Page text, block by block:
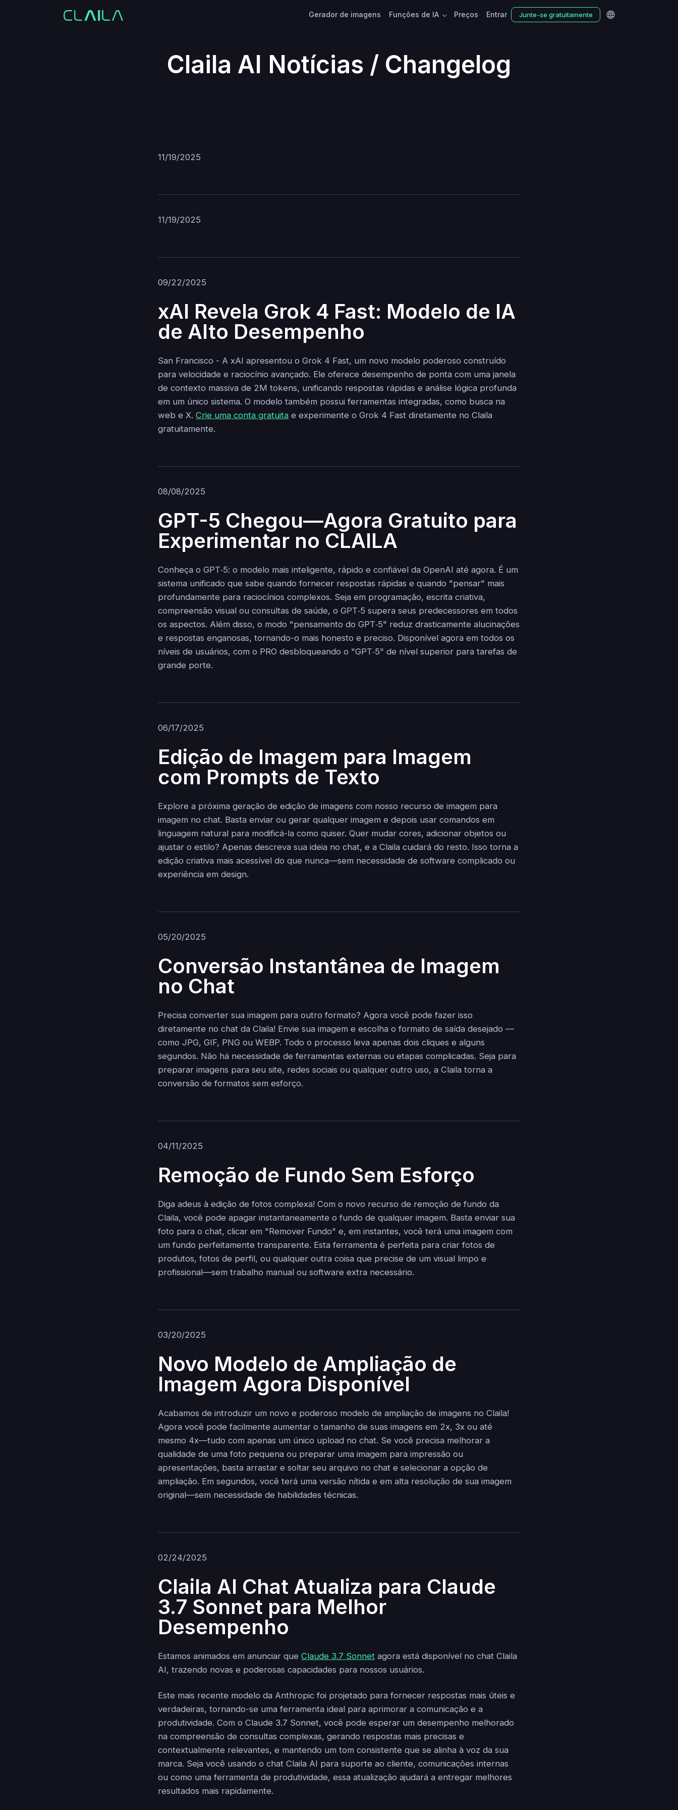
Gerador de imagens Funções de IA Preços Entrar Junte-se gratuitamente
Claila AI Notícias / Changelog
11/19/2025
11/19/2025
09/22/2025
xAI Revela Grok 4 Fast: Modelo de IA
de Alto Desempenho
San Francisco - A xAI apresentou o Grok 4 Fast, um novo modelo poderoso construído
para velocidade e raciocínio avançado. Ele oferece desempenho de ponta com uma janela
de contexto massiva de 2M tokens, unificando respostas rápidas e análise lógica profunda
em um único sistema. O modelo também possui ferramentas integradas, como busca na
web e X.Crie uma conta gratuita e experimente o Grok 4 Fast diretamente no Claila
gratuitamente.
08/08/2025
GPT-5 Chegou—Agora Gratuito para
Experimentar no CLAILA
Conheça o GPT‑5: o modelo mais inteligente, rápido e confiável da OpenAI até agora. É um
sistema unificado que sabe quando fornecer respostas rápidas e quando "pensar" mais
profundamente para raciocínios complexos. Seja em programação, escrita criativa,
compreensão visual ou consultas de saúde, o GPT‑5 supera seus predecessores em todos
os aspectos. Além disso, o modo "pensamento do GPT‑5" reduz drasticamente alucinações
e respostas enganosas, tornando-o mais honesto e preciso. Disponível agora em todos os
níveis de usuários, com o PRO desbloqueando o "GPT‑5" de nível superior para tarefas de
grande porte.
06/17/2025
Edição de Imagem para Imagem
com Prompts de Texto
Explore a próxima geração de edição de imagens com nosso recurso de imagem para
imagem no chat. Basta enviar ou gerar qualquer imagem e depois usar comandos em
linguagem natural para modificá-la como quiser. Quer mudar cores, adicionar objetos ou
ajustar o estilo? Apenas descreva sua ideia no chat, e a Claila cuidará do resto. Isso torna a
edição criativa mais acessível do que nunca—sem necessidade de software complicado ou
experiência em design.
05/20/2025
Conversão Instantânea de Imagem
no Chat
Precisa converter sua imagem para outro formato? Agora você pode fazer isso
diretamente no chat da Claila! Envie sua imagem e escolha o formato de saída desejado —
como JPG, GIF, PNG ou WEBP. Todo o processo leva apenas dois cliques e alguns
segundos. Não há necessidade de ferramentas externas ou etapas complicadas. Seja para
preparar imagens para seu site, redes sociais ou qualquer outro uso, a Claila torna a
conversão de formatos sem esforço.
04/11/2025
Remoção de Fundo Sem Esforço
Diga adeus à edição de fotos complexa! Com o novo recurso de remoção de fundo da
Claila, você pode apagar instantaneamente o fundo de qualquer imagem. Basta enviar sua
foto para o chat, clicar em "Remover Fundo" e, em instantes, você terá uma imagem com
um fundo perfeitamente transparente. Esta ferramenta é perfeita para criar fotos de
produtos, fotos de perfil, ou qualquer outra coisa que precise de um visual limpo e
profissional—sem trabalho manual ou software extra necessário.
03/20/2025
Novo Modelo de Ampliação de
Imagem Agora Disponível
Acabamos de introduzir um novo e poderoso modelo de ampliação de imagens no Claila!
Agora você pode facilmente aumentar o tamanho de suas imagens em 2x, 3x ou até
mesmo 4x—tudo com apenas um único upload no chat. Se você precisa melhorar a
qualidade de uma foto pequena ou preparar uma imagem para impressão ou
apresentações, basta arrastar e soltar seu arquivo no chat e selecionar a opção de
ampliação. Em segundos, você terá uma versão nítida e em alta resolução de sua imagem
original—sem necessidade de habilidades técnicas.
02/24/2025
Claila AI Chat Atualiza para Claude
3.7 Sonnet para Melhor
Desempenho
Estamos animados em anunciar queClaude 3.7 Sonnet agora está disponível no chat Claila
AI, trazendo novas e poderosas capacidades para nossos usuários.
Este mais recente modelo da Anthropic foi projetado para fornecer respostas mais úteis e
verdadeiras, tornando-se uma ferramenta ideal para aprimorar a comunicação e a
produtividade. Com o Claude 3.7 Sonnet, você pode esperar um desempenho melhorado
na compreensão de consultas complexas, gerando respostas mais precisas e
contextualmente relevantes, e mantendo um tom consistente que se alinha à voz da sua
marca. Seja você usando o chat Claila AI para suporte ao cliente, comunicações internas
ou como uma ferramenta de produtividade, essa atualização ajudará a entregar melhores
resultados mais rapidamente.